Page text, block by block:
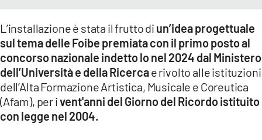
L’installazione è stata il frutto di un’idea progettuale
sul tema delle Foibe premiata con il primo posto al
concorso nazionale indetto lo nel 2024 dal Ministero
dell’Università e della Ricercae rivolto alle istituzioni
dell’Alta Formazione Artistica, Musicale e Coreutica
(Afam), per ivent'anni del Giorno del Ricordo istituito
con legge nel 2004.